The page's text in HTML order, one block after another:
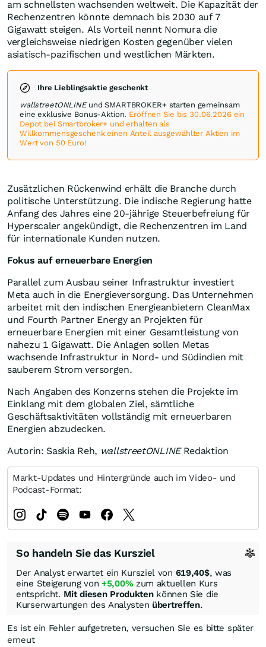
am schnellsten wachsenden weltweit. Die Kapazität der
Rechenzentren könnte demnach bis 2030 auf 7
Gigawatt steigen. Als Vorteil nennt Nomura die
vergleichsweise niedrigen Kosten gegenüber vielen
asiatisch-pazifischen und westlichen Märkten.
Ihre Lieblingsaktie geschenkt
wallstreetONLINEund SMARTBROKER+ starten gemeinsam
eine exklusive Bonus-Aktion. Eröffnen Sie bis 30.06.2026 ein
Depot bei Smartbroker+ und erhalten als
Willkommensgeschenk einen Anteil ausgewählter Aktien im
Wert von 50 Euro!
Zusätzlichen Rückenwind erhält die Branche durch
politische Unterstützung. Die indische Regierung hatte
Anfang des Jahres eine 20-jährige Steuerbefreiung für
Hyperscaler angekündigt, die Rechenzentren im Land
für internationale Kunden nutzen.
Fokus auf erneuerbare Energien
Parallel zum Ausbau seiner Infrastruktur investiert
Meta auch in die Energieversorgung. Das Unternehmen
arbeitet mit den indischen Energieanbietern CleanMax
und Fourth Partner Energy an Projekten für
erneuerbare Energien mit einer Gesamtleistung von
nahezu 1 Gigawatt. Die Anlagen sollen Metas
wachsende Infrastruktur in Nord- und Südindien mit
sauberem Strom versorgen.
Nach Angaben des Konzerns stehen die Projekte im
Einklang mit dem globalen Ziel, sämtliche
Geschäftsaktivitäten vollständig mit erneuerbaren
Energien abzudecken.
Autorin: Saskia Reh, wallstreetONLINERedaktion
Markt-Updates und Hintergründe auch im Video- und
Podcast-Format:
So handeln Sie das Kursziel
Der Analyst erwartet ein Kursziel von 619,40$, was
eine Steigerung von +5,00% zum aktuellen Kurs
entspricht. Mit diesen Produktenkönnen Sie die
Kurserwartungen des Analysten übertreffen.
Es ist ein Fehler aufgetreten, versuchen Sie es bitte später
erneut